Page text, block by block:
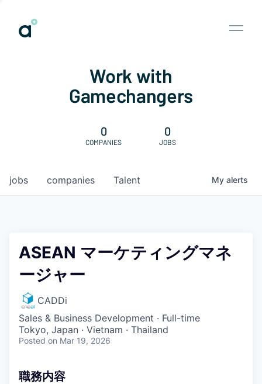
Work with
Gamechangers
0
COMPANIES
0
JOBS
jobs companies Talent My alerts
ASEAN マーケティングマネ
ージャー
CADDi
Sales & Business Development · Full-time
Tokyo, Japan · Vietnam · Thailand
Posted on Mar 19, 2026
職務内容